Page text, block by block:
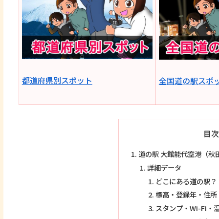
都道府県別スポット 全国道の駅スポ
目次
道の駅 大館能代空港（秋
詳細データ
どこにある道の駅？
標高・登録年・住
スタンプ・Wi-Fi・